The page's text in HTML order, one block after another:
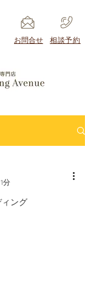
​お問合せ ​相談予約
ング
分